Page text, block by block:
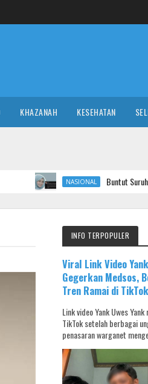
KHAZANAH KESEHATAN
NASIONAL Buntut Suruh Pasien BPJS
INFO TERPOPULER
Viral Link Video
Gegerkan Medsos,
Tren Ramai di TikTok
Link video Yank Uwes
TikTok setelah berbagai
penasaran warganet